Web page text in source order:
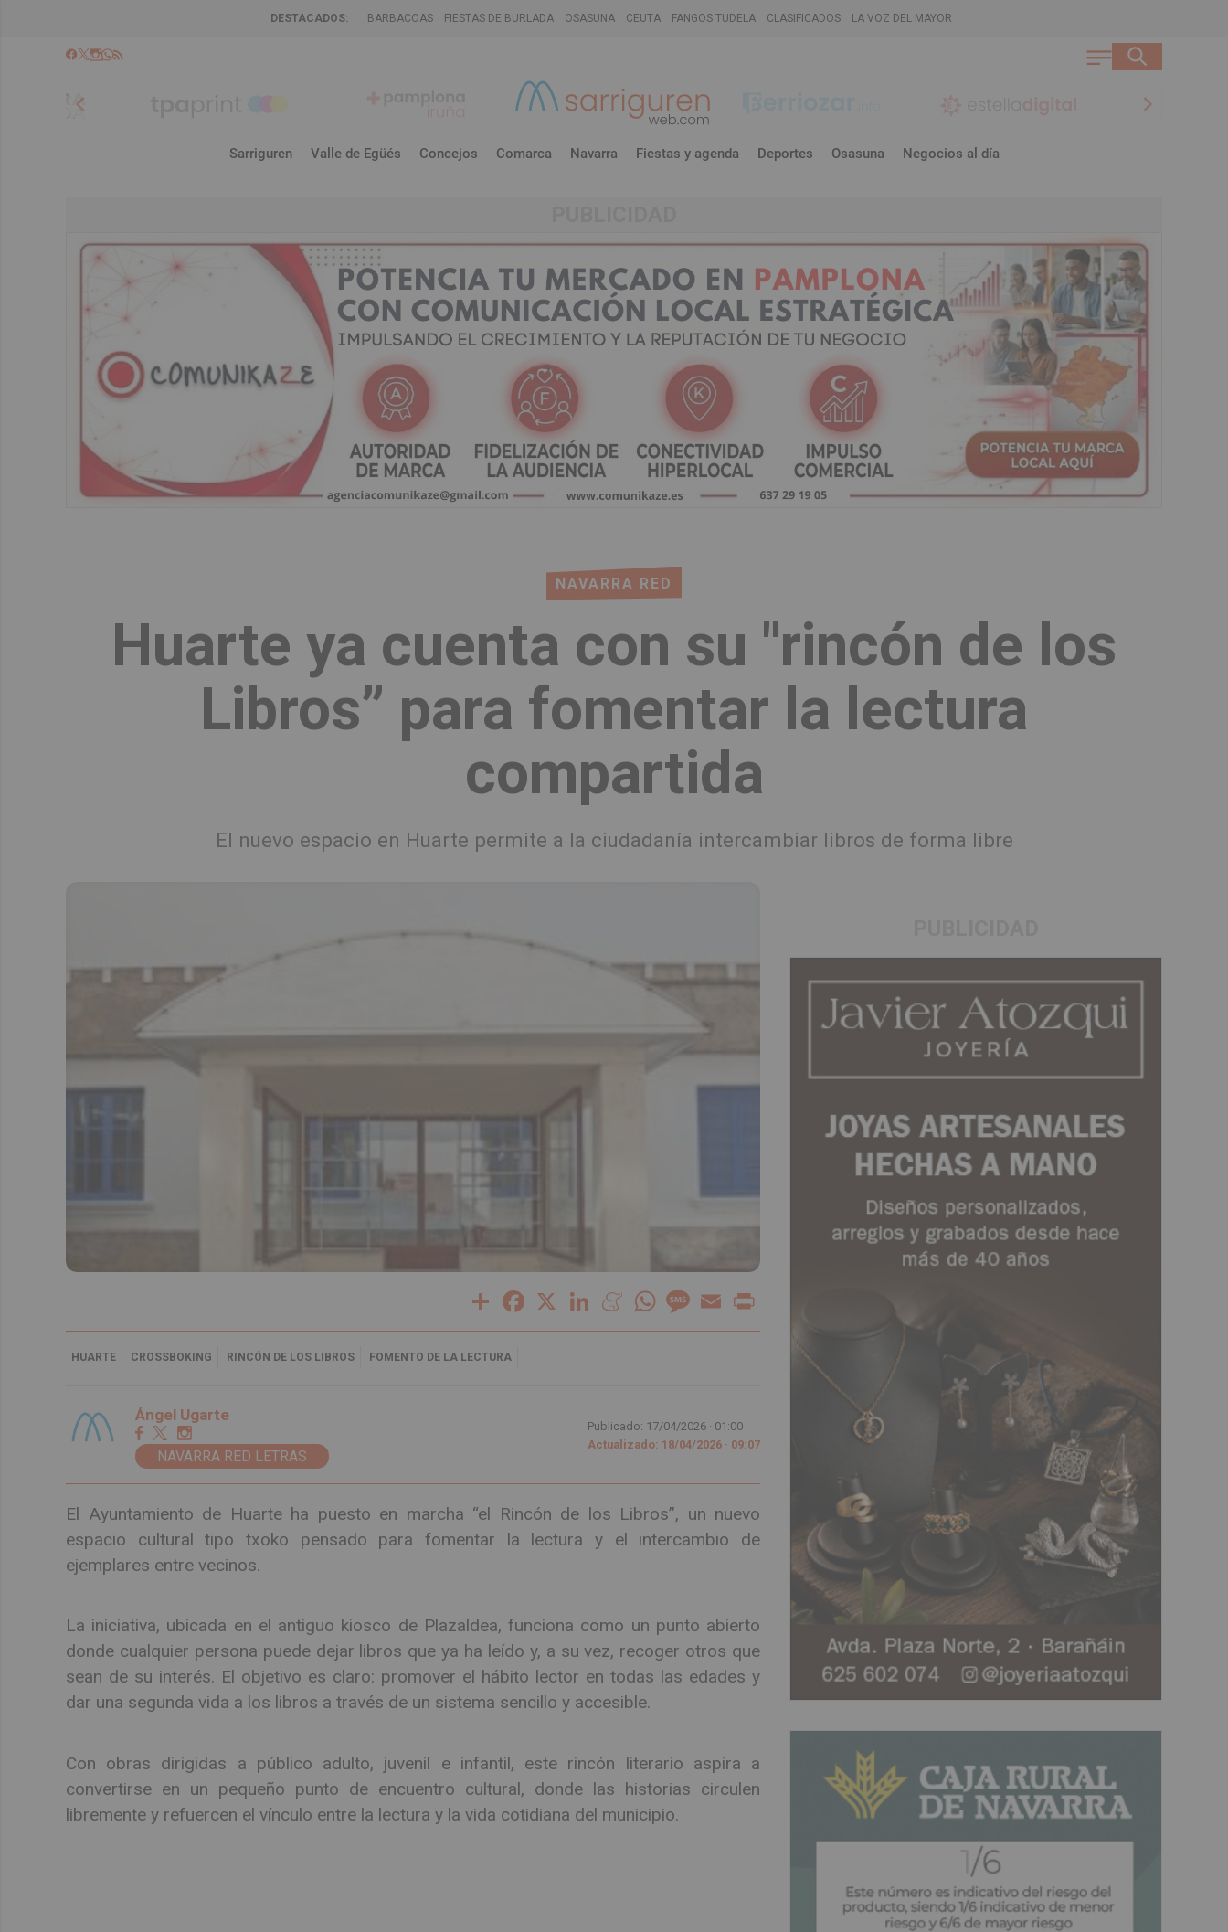
DESTACADOS: BARBACOAS FIESTAS DE BURLADA OSASUNA CEUTA FANGOS TUDELA CLASIFICADOS LA VOZ DEL MAYOR
chevron_left chevron_right
Sarriguren Valle de Egüés Concejos Comarca Navarra Fiestas y agenda Deportes Osasuna Negocios al día
NAVARRA RED
Huarte ya cuenta con su "rincón de los
Libros” para fomentar la lectura
compartida
El nuevo espacio en Huarte permite a la ciudadanía intercambiar libros de forma libre
Share Facebook LinkedInMeneameWhatsAppMessage
Email
HUARTE CROSSBOKING RINCÓN DE LOS LIBROS FOMENTO DE LA LECTURA
Ángel Ugarte
NAVARRA RED LETRAS
Publicado: 17/04/2026 · 01:00
Actualizado: 18/04/2026 · 09:07
El Ayuntamiento de Huarte ha puesto en marcha “el Rincón de los Libros”, un nuevo
espacio cultural tipo txoko pensado para fomentar la lectura y el intercambio de
ejemplares entre vecinos.
La iniciativa, ubicada en el antiguo kiosco de Plazaldea, funciona como un punto abierto
donde cualquier persona puede dejar libros que ya ha leído y, a su vez, recoger otros que
sean de su interés. El objetivo es claro: promover el hábito lector en todas las edades y
dar una segunda vida a los libros a través de un sistema sencillo y accesible.
Con obras dirigidas a público adulto, juvenil e infantil, este rincón literario aspira a
convertirse en un pequeño punto de encuentro cultural, donde las historias circulen
libremente y refuercen el vínculo entre la lectura y la vida cotidiana del municipio.